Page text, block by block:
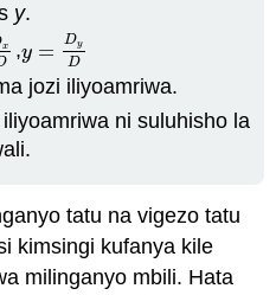
y.
x ,y = Dy
D
y=D yD
jozi iliyoamriwa.
ni suluhisho la
tatu na vigezo tatu
kimsingi kufanya kile
milinganyo mbili. Hata